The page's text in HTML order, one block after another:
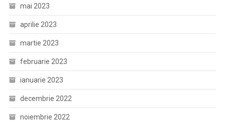
mai 2023
aprilie 2023
martie 2023
februarie 2023
ianuarie 2023
decembrie 2022
noiembrie 2022